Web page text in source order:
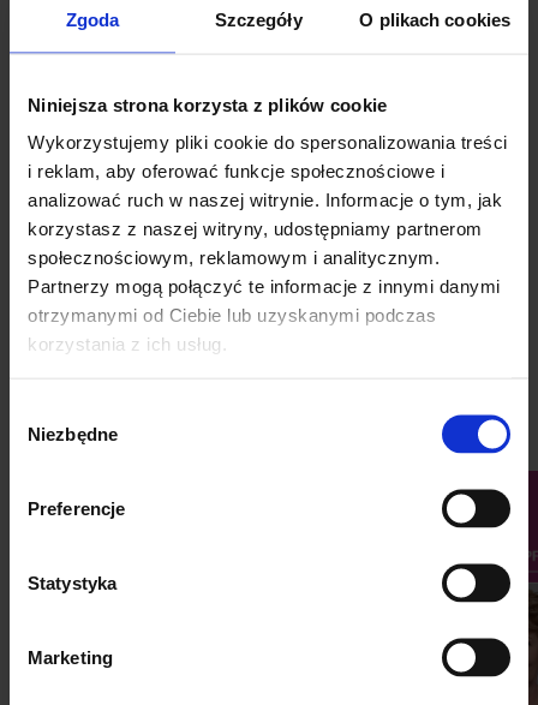
Zgoda Szczegóły O plikach cookies
Niniejsza strona korzysta z plików cookie
Wykorzystujemy pliki cookie do spersonalizowania treści
i reklam, aby oferować funkcje społecznościowe i
analizować ruch w naszej witrynie. Informacje o tym, jak
korzystasz z naszej witryny, udostępniamy partnerom
społecznościowym, reklamowym i analitycznym.
Partnerzy mogą połączyć te informacje z innymi danymi
otrzymanymi od Ciebie lub uzyskanymi podczas
korzystania z ich usług.
zgody
Niezbędne
Preferencje
Statystyka
Marketing
Data:14.05.2019
Rynek - Audytorzy
zainkasowali w zeszłym roku
za badanie sprawozdań
finansowych największych
firm notowanych na GPW
niższą kwotę niż rok
wcześniej. To jednak nie
spadają.